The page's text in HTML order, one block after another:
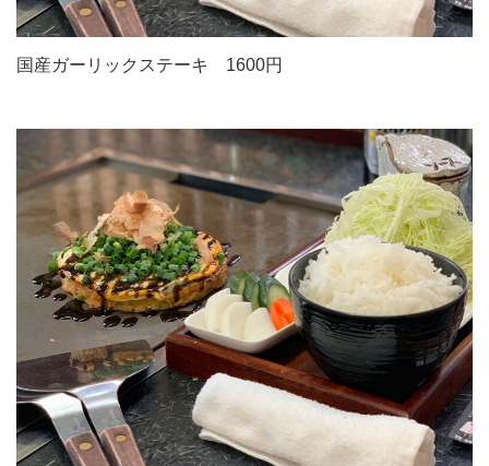
国産ガーリックステーキ 1600円